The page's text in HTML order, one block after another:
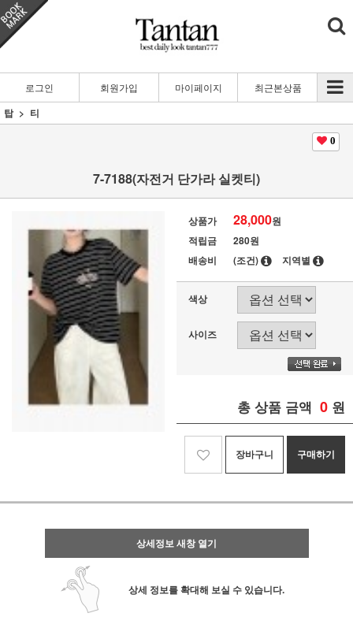
로그인 회원가입 마이페이지 최근본상품
탑 티
0
7-7188(자전거 단가라 실켓티)
상품가 28,000원
적립금
280원
배송비
(조건) 지역별
색상
사이즈
총 상품 금액 0 원
장바구니 구매하기
상세정보 새창 열기
상세 정보를 확대해 보실 수 있습니다.